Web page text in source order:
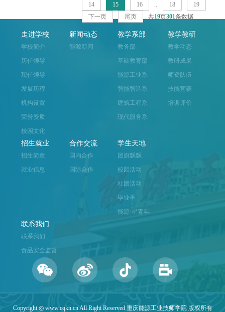
14
15 16 18
19
下一页
尾页 共19页301条数据
走进学校
学校简介
历任领导
现任领导
发展历程
机构设置
荣誉资质
校园文化
新闻动态
能源新闻
教学系部
教务部
基础教育部
能源工业系
智能智造系
建筑工程系
现代服务系
教学教研
教学动态
教研成果
师资队伍
技能竞赛
培训评价
招生就业
招生简章
就业信息
合作交流
国内合作
国际合作
学生天地
团旗飘飘
校园活动
社团活动
毕业季
能源·星青年
联系我们
联系我们
食品安全监督
Copyright ◎ www.cqkn.cn All Right Reserved 重庆能源工业技师学院 版权所有